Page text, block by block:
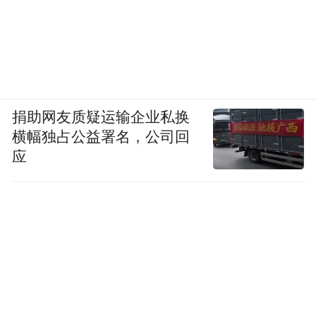
捐助网友质疑运输企业私换
横幅独占公益署名，公司回
应